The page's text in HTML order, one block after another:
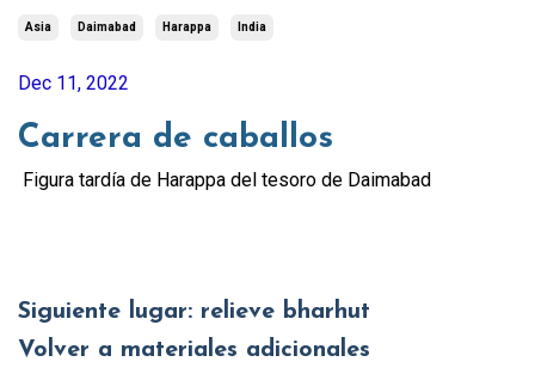
Asia Daimabad Harappa India
Dec 11, 2022
Carrera de caballos
Figura tardía de Harappa del tesoro de Daimabad
Siguiente lugar: relieve bharhut
Volver a materiales adicionales